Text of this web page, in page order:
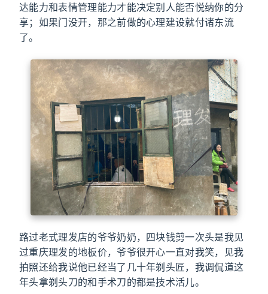
达能力和表情管理能力才能决定别人能否悦纳你的分
享；如果门没开，那之前做的心理建设就付诸东流
了。
路过老式理发店的爷爷奶奶，四块钱剪一次头是我见
过重庆理发的地板价，爷爷很开心一直对我笑，见我
拍照还给我说他已经当了几十年剃头匠，我调侃道这
年头拿剃头刀的和手术刀的都是技术活儿。